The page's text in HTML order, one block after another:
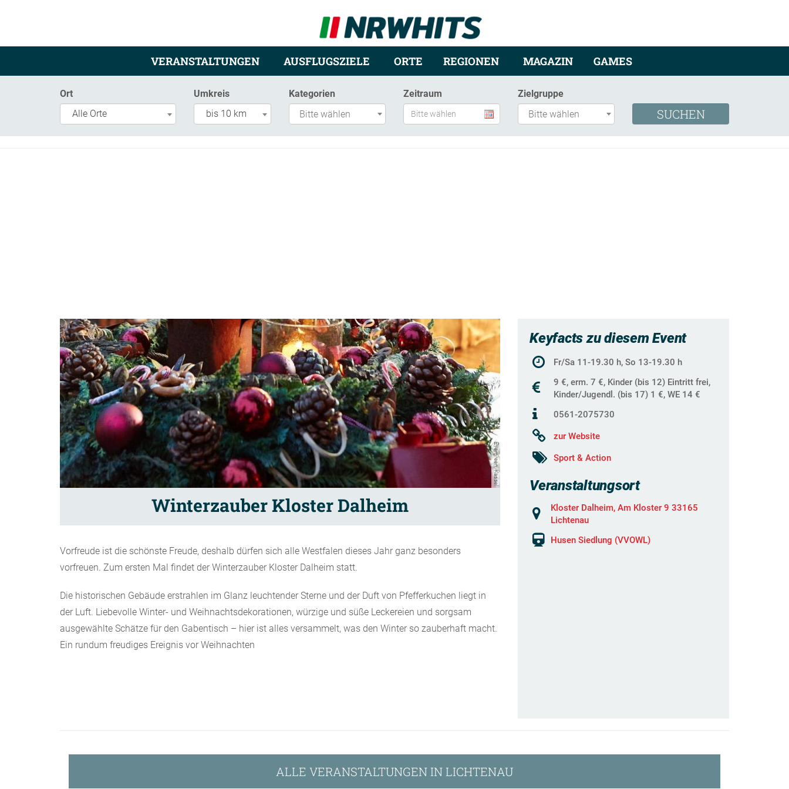
VERANSTALTUNGEN AUSFLUGSZIELE ORTE REGIONEN MAGAZIN GAMES
Ort
Alle Orte
Umkreis
bis 10 km
Kategorien Zeitraum Zielgruppe
Evergreen, Kassel
Winterzauber Kloster Dalheim
Vorfreude ist die schönste Freude, deshalb dürfen sich alle Westfalen dieses Jahr ganz besonders
vorfreuen. Zum ersten Mal findet der Winterzauber Kloster Dalheim statt.
Die historischen Gebäude erstrahlen im Glanz leuchtender Sterne und der Duft von Pfefferkuchen liegt in
der Luft. Liebevolle Winter- und Weihnachtsdekorationen, würzige und süße Leckereien und sorgsam
ausgewählte Schätze für den Gabentisch – hier ist alles versammelt, was den Winter so zauberhaft macht.
Ein rundum freudiges Ereignis vor Weihnachten
Keyfacts zu diesem Event
Fr/Sa 11-19.30 h, So 13-19.30 h
9 €, erm. 7 €, Kinder (bis 12) Eintritt frei,
Kinder/Jugendl. (bis 17) 1 €, WE 14 €
0561-2075730
zur Website
Sport & Action
Veranstaltungsort
Kloster Dalheim, Am Kloster 9 33165
Lichtenau
Husen Siedlung (VVOWL)
ALLE VERANSTALTUNGEN IN LICHTENAU